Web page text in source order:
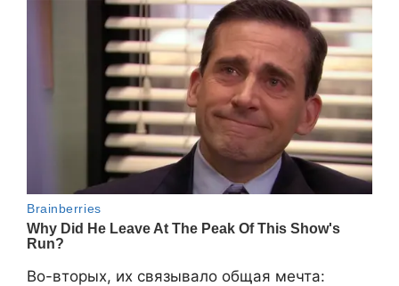
Во-вторых, их связывало общая мечта: